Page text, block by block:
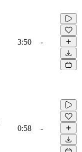
3:50 -
0:58 -